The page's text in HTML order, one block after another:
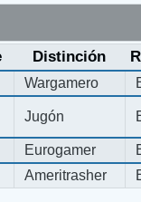
Distinción
Wargamero
Jugón
Eurogamer
Ameritrasher